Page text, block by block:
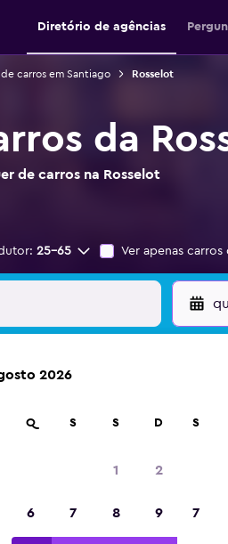
Diretório de agências
carros em Santiago Rosselot
da
de carros na Rosselot
25-65 Ver apenas carros
2026
Q S S D
1 2
6 7 8 9
S
7